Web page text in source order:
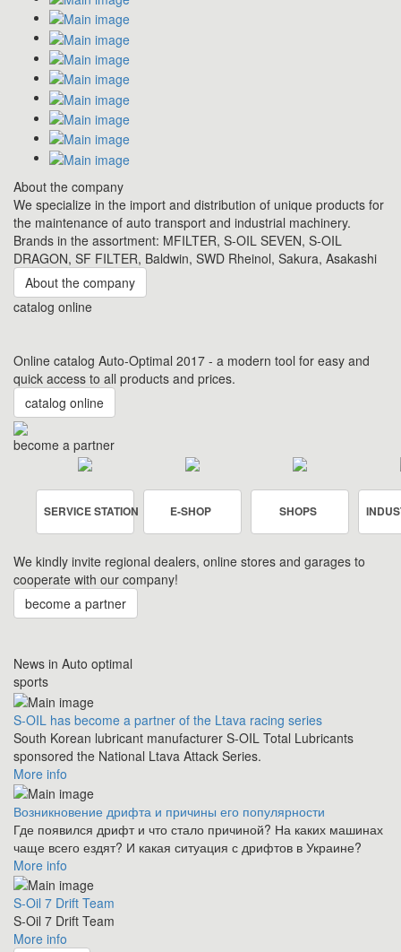
About the company
We specialize in the import and distribution of unique products for
the maintenance of auto transport and industrial machinery.
Brands in the assortment: MFILTER, S-OIL SEVEN, S-OIL
DRAGON, SF FILTER, Baldwin, SWD Rheinol, Sakura, Asakashi
About the company
catalog online
Online catalog Auto-Optimal 2017 - a modern tool for easy and
quick access to all products and prices.
catalog online
become a partner
SERVICE STATION E-SHOP SHOPS
We kindly invite regional dealers, online stores and garages to
cooperate with our company!
become a partner
News in Auto optimal
sports
S-OIL has become a partner of the Ltava racing series
South Korean lubricant manufacturer S-OIL Total Lubricants
sponsored the National Ltava Attack Series.
More info
Возникновение дрифта и причины его популярности
Где появился дрифт и что стало причиной? На каких машинах
чаще всего ездят? И какая ситуация с дрифтов в Украине?
More info
S-Oil 7 Drift Team
S-Oil 7 Drift Team
More info